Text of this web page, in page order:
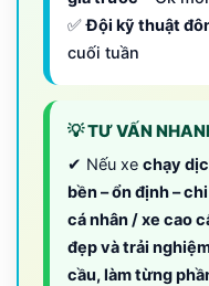
✅Đội kỹ thuật
cuối tuần
💡 TƯ VẤN
✔ Nếu xe chạy
bền – ổn định –
cá nhân / xe cao
đẹp và trải
cầu, làm từng